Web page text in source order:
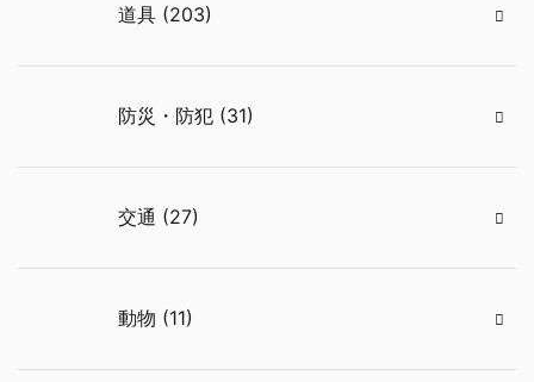
道具 (203)
防災・防犯 (31)
交通 (27)
動物 (11)